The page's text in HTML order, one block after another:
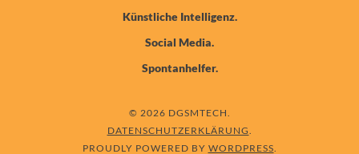
Künstliche Intelligenz
Social Media
Spontanhelfer
© 2026 DGSMTECH
DATENSCHUTZERKLÄRUNG
PROUDLY POWERED BY WORDPRESS